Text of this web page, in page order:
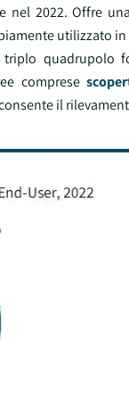
2022. Offre
utilizzato
quadrupolo
comprese
il